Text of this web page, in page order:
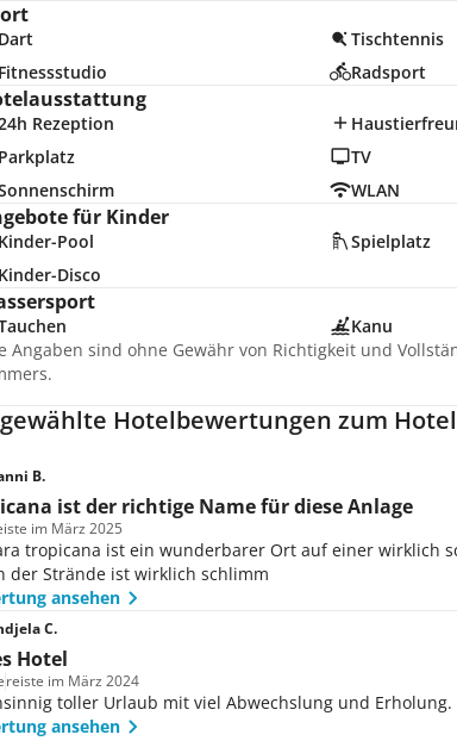
Dart Tischtennis
Fitnessstudio
Radsport
Rezeption
Parkplatz
TV
WLAN
für Kinder
Kinder-Pool Spielplatz
Kinder-Disco
Kanu
Angaben sind ohne Gewähr von Richtigkeit und
Hotelbewertungen zum
B.
ist der richtige Name für diese Anlage
im März 2025
tropicana ist ein wunderbarer Ort auf einer wirklich
der Strände ist wirklich schlimm
ansehen
C.
Hotel
reiste im März 2024
toller Urlaub mit viel Abwechslung und
ansehen